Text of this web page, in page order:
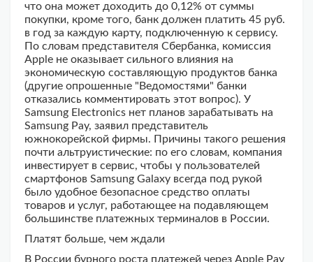
что она может доходить до 0,12% от суммы
покупки, кроме того, банк должен платить 45 руб.
в год за каждую карту, подключенную к сервису.
По словам представителя Сбербанка, комиссия
Apple не оказывает сильного влияния на
экономическую составляющую продуктов банка
(другие опрошенные "Ведомостями" банки
отказались комментировать этот вопрос). У
Samsung Electronics нет планов зарабатывать на
Samsung Pay, заявил представитель
южнокорейской фирмы. Причины такого решения
почти альтруистические: по его словам, компания
инвестирует в сервис, чтобы у пользователей
смартфонов Samsung Galaxy всегда под рукой
было удобное безопасное средство оплаты
товаров и услуг, работающее на подавляющем
большинстве платежных терминалов в России.
Платят больше, чем ждали
В России бурного роста платежей через Apple Pay